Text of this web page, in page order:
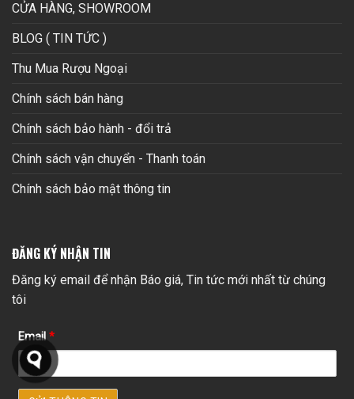
CỬA HÀNG, SHOWROOM
BLOG ( TIN TỨC )
Thu Mua Rượu Ngoại
Chính sách bán hàng
Chính sách bảo hành - đổi trả
Chính sách vận chuyển - Thanh toán
Chính sách bảo mật thông tin
ĐĂNG KÝ NHẬN TIN
Đăng ký email để nhận Báo giá, Tin tức mới nhất từ chúng
tôi
Email *